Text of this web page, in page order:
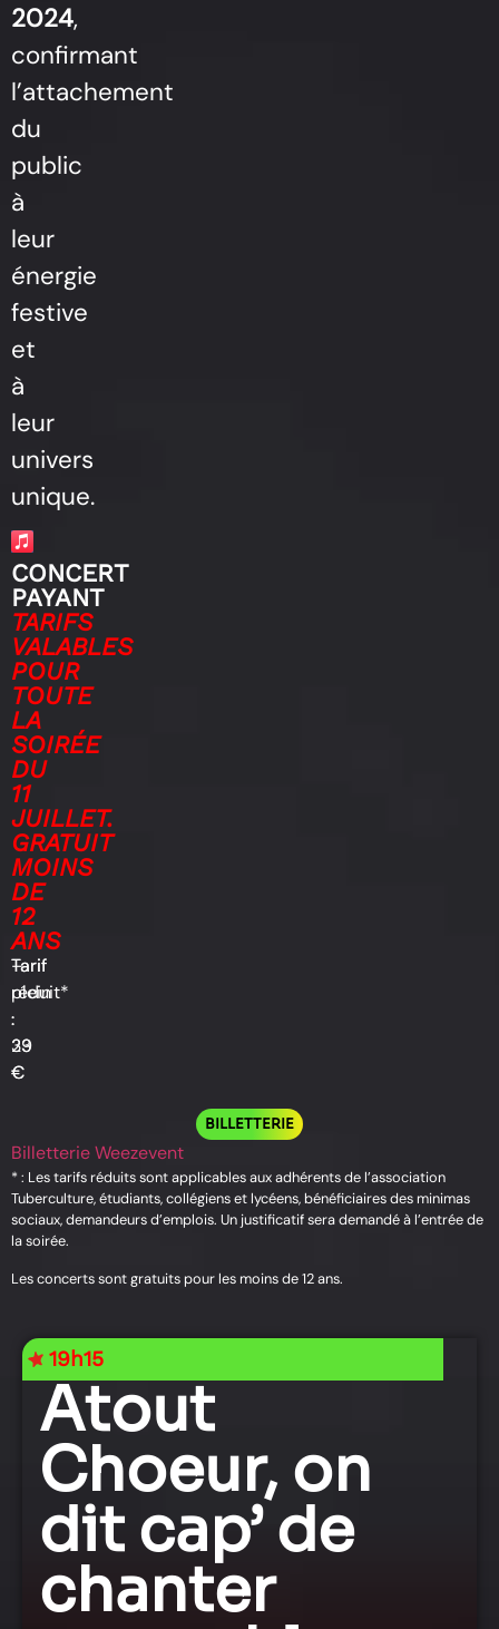
2024,
confirmant
l’attachement
du
public
à
leur
énergie
festive
et
à
leur
univers
unique.
CONCERT
PAYANT
TARIFS
VALABLES
POUR
TOUTE
LA
SOIRÉE
DU
11
JUILLET.
GRATUIT
MOINS
DE
12
ANS
Tarif
plein
:
33
€
–
Tarif
réduit*
:
29
€
BILLETTERIE
Billetterie Weezevent
* : Les tarifs réduits sont applicables aux adhérents de l’association
Tuberculture, étudiants, collégiens et lycéens, bénéficiaires des minimas
sociaux, demandeurs d’emplois. Un justificatif sera demandé à l’entrée de
la soirée.
Les concerts sont gratuits pour les moins de 12 ans.
19h15
Atout
Choeur, on
dit cap’ de
chanter